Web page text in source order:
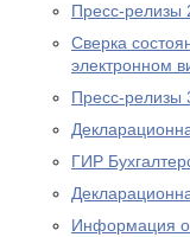
Пресс-релизы
Сверка
электронном
Пресс-релизы
ГИР
Информация о